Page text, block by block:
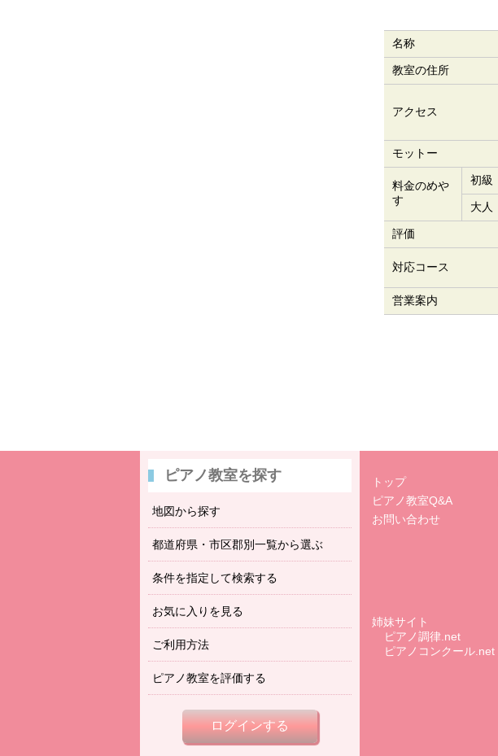
名称
教室の住所
アクセス
モットー
料金のめや
す
初級
大人
評価
対応コース
営業案内
ピアノ教室を探す
地図から探す
都道府県・市区郡別一覧から選ぶ
条件を指定して検索する
お気に入りを見る
ご利用方法
ピアノ教室を評価する
ログインする
トップ
ピアノ教室Q&A
お問い合わせ
姉妹サイト
ピアノ調律.net
ピアノコンクール.net